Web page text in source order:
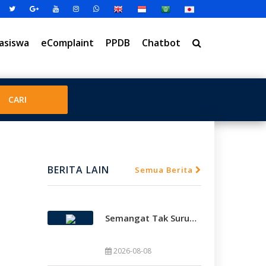
eComplaint PPDB Chatbot
BERITA LAIN Semua Berita
Semangat Tak Surut, Smamda Holic Kawal Perjuangan Tim Basket Smamda Di DBL 2026
SMAMDA.SCH.ID – Gemuruh dukungan
2026-08-08